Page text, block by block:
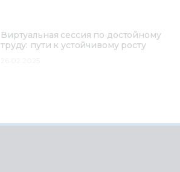
Виртуальная сессия по достойному
труду: пути к устойчивому росту